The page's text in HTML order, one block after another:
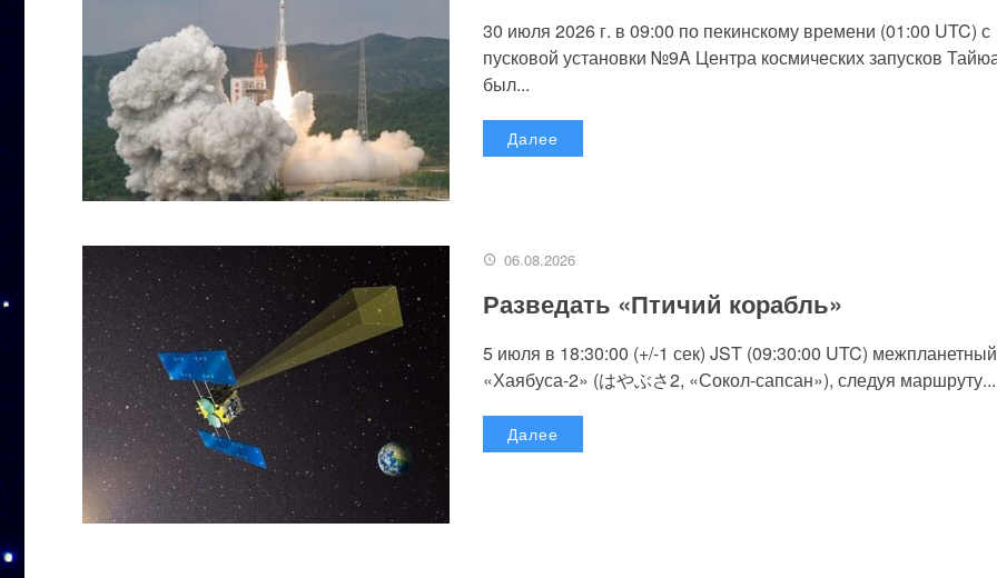
30 июля 2026 г. в 09:00 по пекинскому времени (01:00 UTC) с
пусковой установки №9A Центра космических запусков
был...
Далее
06.08.2026
Разведать «Птичий корабль»
5 июля в 18:30:00 (+/-1 сек) JST (09:30:00 UTC)
«Хаябуса-2» (はやぶさ2, «Сокол-сапсан»), следуя маршруту...
Далее